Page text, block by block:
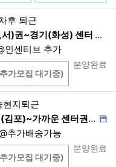
격이 상실 된 회원정보 :
제공
를 원칙적으로 외부에 제
각 호와 같이 법률에 특
상 의무를 준수하기 위
합니다. 회사는 개인정
공할 때에는 개인정보를
전하게 처리하도록 이용
제한을 가하거나 안정성
련하도록 요청합니다.
후 퇴근
) 센터 하차후 퇴근;22:00~05:00
인센티브 추가
진행상태
분양완료
가모집 대기중)
현지퇴근
현지퇴근;01:00~06:00 1배송 현지퇴근
추가배송가능
진행상태
분양완료
가모집 대기중)